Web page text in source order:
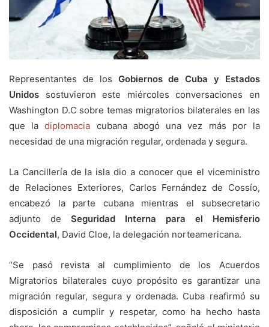
Representantes de los Gobiernos de Cuba y Estados
Unidos sostuvieron este miércoles conversaciones en
Washington D.C sobre temas migratorios bilaterales en las
que ladiplomacia cubana abogó una vez más por la
necesidad de una migración regular, ordenada y segura.
La Cancillería de la isla dio a conocer que el viceministro
de Relaciones Exteriores, Carlos Fernández de Cossío,
encabezó la parte cubana mientras el subsecretario
adjunto de Seguridad Interna para el Hemisferio
Occidental, David Cloe, la delegación norteamericana.
“Se pasó revista al cumplimiento de los Acuerdos
Migratorios bilaterales cuyo propósito es garantizar una
migración regular, segura y ordenada. Cuba reafirmó su
disposición a cumplir y respetar, como ha hecho hasta